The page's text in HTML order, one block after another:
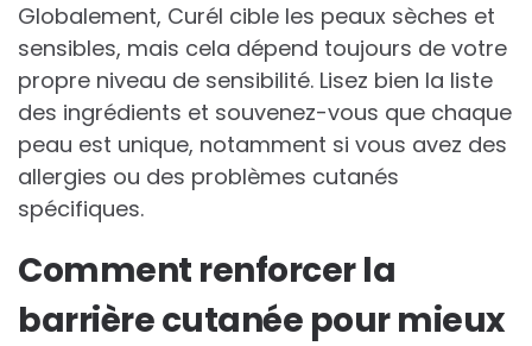
Globalement, Curél cible les peaux sèches et
sensibles, mais cela dépend toujours de votre
propre niveau de sensibilité. Lisez bien la liste
des ingrédients et souvenez-vous que chaque
peau est unique, notamment si vous avez des
allergies ou des problèmes cutanés
spécifiques.
Comment renforcer la
barrière cutanée pour mieux